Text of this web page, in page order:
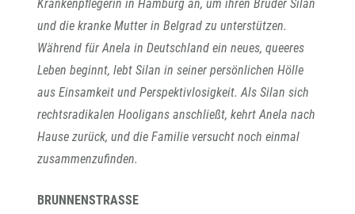
Krankenpflegerin in Hamburg an, um ihren Bruder Silan
und die kranke Mutter in Belgrad zu unterstützen.
Während für Anela in Deutschland ein neues, queeres
Leben beginnt, lebt Silan in seiner persönlichen Hölle
aus Einsamkeit und Perspektivlosigkeit. Als Silan sich
rechtsradikalen Hooligans anschließt, kehrt Anela nach
Hause zurück, und die Familie versucht noch einmal
zusammenzufinden.
BRUNNENSTRASSE